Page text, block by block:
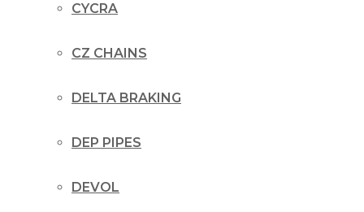
CYCRA
CZ CHAINS
DELTA BRAKING
DEP PIPES
DEVOL